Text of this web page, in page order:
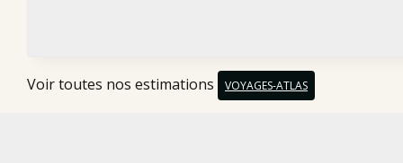
Voir toutes nos estimations VOYAGES-ATLAS